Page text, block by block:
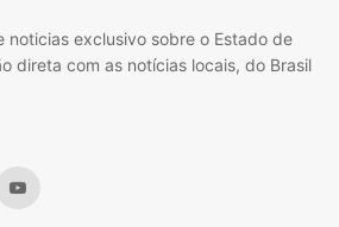
noticias exclusivo sobre o Estado de
direta com as notícias locais, do Brasil